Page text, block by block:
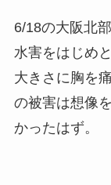
6/18の大阪北
水害をはじめ
大きさに胸を
の被害は想像
かったはず。